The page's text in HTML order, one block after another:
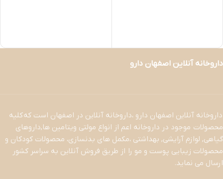
داروخانه آنلاین اصفهان دارو
داروخانه آنلاین اصفهان دارو ،داروخانه آنلاین در اصفهان است که کلیه
محصولات موجود در داروخانه اعم از انواع مولتی ویتامین ها,داروهای
گیاهی, لوازم آرایشی, بهداشتی ،مکمل های بدنسازی، محصولات کودکان و
محصولات زیبایی پوست و مو را از طریق فروش آنلاین به سراسر کشور
ارسال می نماید.